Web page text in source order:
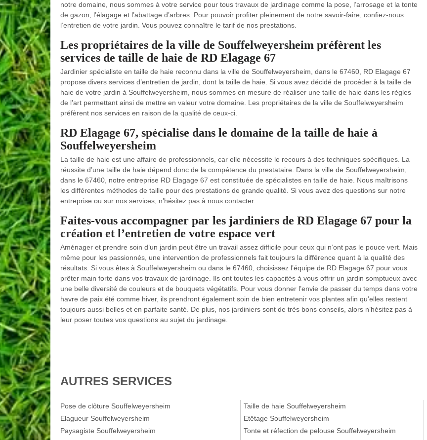
notre domaine, nous sommes à votre service pour tous travaux de jardinage comme la pose, l’arrosage et la tonte
de gazon, l’élagage et l’abattage d’arbres. Pour pouvoir profiter pleinement de notre savoir-faire, confiez-nous
l’entretien de votre jardin. Vous pouvez connaître le tarif de nos prestations.
Les propriétaires de la ville de Souffelweyersheim préfèrent les
services de taille de haie de RD Elagage 67
Jardinier spécialiste en taille de haie reconnu dans la ville de Souffelweyersheim, dans le 67460, RD Elagage 67
propose divers services d’entretien de jardin, dont la taille de haie. Si vous avez décidé de procéder à la taille de
haie de votre jardin à Souffelweyersheim, nous sommes en mesure de réaliser une taille de haie dans les règles
de l’art permettant ainsi de mettre en valeur votre domaine. Les propriétaires de la ville de Souffelweyersheim
préfèrent nos services en raison de la qualité de ceux-ci.
RD Elagage 67, spécialise dans le domaine de la taille de haie à
Souffelweyersheim
La taille de haie est une affaire de professionnels, car elle nécessite le recours à des techniques spécifiques. La
réussite d’une taille de haie dépend donc de la compétence du prestataire. Dans la ville de Souffelweyersheim,
dans le 67460, notre entreprise RD Elagage 67 est constituée de spécialistes en taille de haie. Nous maîtrisons
les différentes méthodes de taille pour des prestations de grande qualité. Si vous avez des questions sur notre
entreprise ou sur nos services, n’hésitez pas à nous contacter.
Faites-vous accompagner par les jardiniers de RD Elagage 67 pour la
création et l’entretien de votre espace vert
Aménager et prendre soin d’un jardin peut être un travail assez difficile pour ceux qui n’ont pas le pouce vert. Mais
même pour les passionnés, une intervention de professionnels fait toujours la différence quant à la qualité des
résultats. Si vous êtes à Souffelweyersheim ou dans le 67460, choisissez l’équipe de RD Elagage 67 pour vous
prêter main forte dans vos travaux de jardinage. Ils ont toutes les capacités à vous offrir un jardin somptueux avec
une belle diversité de couleurs et de bouquets végétatifs. Pour vous donner l’envie de passer du temps dans votre
havre de paix été comme hiver, ils prendront également soin de bien entretenir vos plantes afin qu’elles restent
toujours aussi belles et en parfaite santé. De plus, nos jardiniers sont de très bons conseils, alors n’hésitez pas à
leur poser toutes vos questions au sujet du jardinage.
AUTRES SERVICES
Pose de clôture Souffelweyersheim
Elagueur Souffelweyersheim
Paysagiste Souffelweyersheim
Taille de haie Souffelweyersheim
Etêtage Souffelweyersheim
Tonte et réfection de pelouse Souffelweyersheim